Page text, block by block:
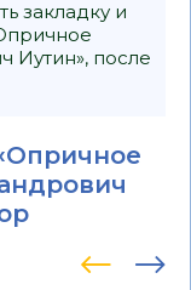
закладку и
Иутин», после